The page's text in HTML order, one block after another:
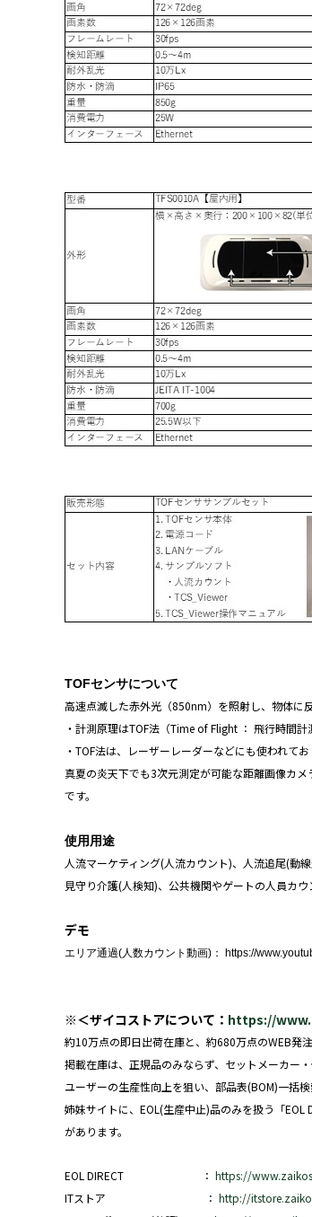
TOFセンサについて
高速点滅した赤外光（850nm）を照射し、物体に
・計測原理はTOF法（Time of Flight ： 飛行時間計
・TOF法は、レーザーレーダーなどにも使われてお
真夏の炎天下でも3次元測定が可能な距離画像カ
です。
使用用途
人流マーケティング(人流カウント)、人流追尾(動
見守り介護(人検知)、公共機関やゲートの人員カ
デモ
エリア通過(人数カウント動画) ： https://
※＜ザイコストアについて： https://
約10万点の即日出荷在庫と、約680万点のWEB発
掲載在庫は、正規品のみならず、セットメーカー
ユーザーの生産性向上を狙い、部品表(BOM)一括
姉妹サイトに、EOL(生産中止)品のみを扱う「EOL
があります。
EOL DIRECT ： https://
ITストア ： http://